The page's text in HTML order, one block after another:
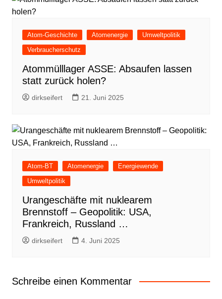
Atom-Geschichte Atomenergie
Umweltpolitik
Verbraucherschutz
Atommülllager ASSE: Absaufen lassen
statt zurück holen?
dirkseifert 21. Juni 2025
Atom-BT Atomenergie
Energiewende
Umweltpolitik
Urangeschäfte mit nuklearem
Brennstoff – Geopolitik: USA,
Frankreich, Russland …
dirkseifert 4. Juni 2025
Schreibe einen Kommentar